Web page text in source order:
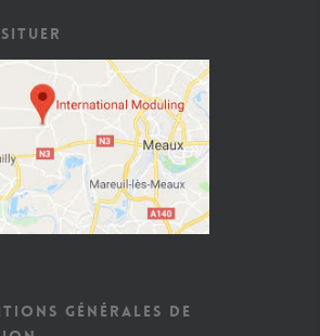
GÉNÉRALES DE